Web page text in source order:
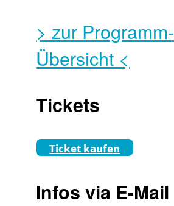
> zur Programm-
Übersicht <
Tickets
Ticket kaufen
Infos via E-Mail